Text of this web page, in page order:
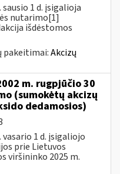
1 d. įsigalioja
nutarimo[1]
išdėstomos
pakeitimai:Akcizų
m. rugpjūčio 30
(sumokėtų akcizų
dedamosios)
1 d. įsigaliojo
prie Lietuvos
viršininko 2025 m.